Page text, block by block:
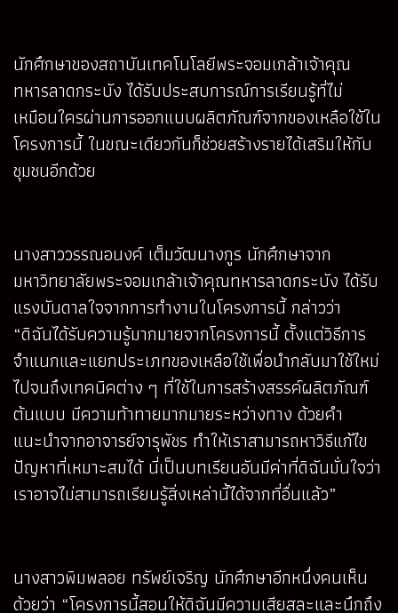
นักศึกษาของสถาบันเทคโนโลยีพระจอมเกล้าเจ้าคุณ
ทหารลาดกระบัง ได้รับประสบการณ์การเรียนรู้ที่ไม่
เหมือนใครผ่านการออกแบบผลิตภัณฑ์จากของเหลือใช้ใน
โครงการนี้ ในขณะเดียวกันก็ช่วยสร้างรายได้เสริมให้กับ
ชุมชนอีกด้วย
นางสาววรรณอนงค์ เต็มวัฒนางกูร นักศึกษาจาก
มหาวิทยาลัยพระจอมเกล้าเจ้าคุณทหารลาดกระบัง ได้รับ
แรงบันดาลใจจากการทำงานในโครงการนี้ กล่าวว่า
“ดิฉันได้รับความรู้มากมายจากโครงการนี้ ตั้งแต่วิธีการ
จำแนกและแยกประเภทของเหลือใช้เพื่อนำกลับมาใช้ใหม่
ไปจนถึงเทคนิคต่าง ๆ ที่ใช้ในการสร้างสรรค์ผลิตภัณฑ์
ต้นแบบ มีความท้าทายมากมายระหว่างทาง ด้วยคำ
แนะนำจากอาจารย์จารุพัชร ทำให้เราสามารถหาวิธีแก้ไข
ปัญหาที่เหมาะสมได้ นี่เป็นบทเรียนอันมีค่าที่ดิฉันมั่นใจว่า
เราอาจไม่สามารถเรียนรู้สิ่งเหล่านี้ได้จากที่อื่นแล้ว”
นางสาวพิมพลอย ทรัพย์เจริญ นักศึกษาอีกหนึ่งคนเห็น
ด้วยว่า “โครงการนี้สอนให้ดิฉันมีความเสียสละและนึกถึง